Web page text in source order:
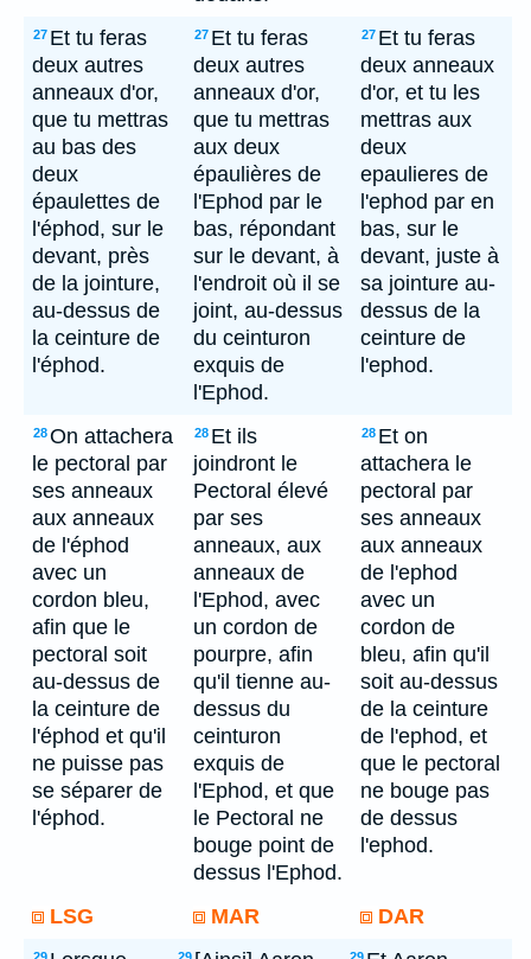
27 Et tu feras
deux autres
anneaux d'or,
que tu mettras
au bas des
deux
épaulettes de
l'éphod, sur le
devant, près
de la jointure,
au-dessus de
la ceinture de
l'éphod.
27 Et tu feras
deux autres
anneaux d'or,
que tu mettras
aux deux
épaulières de
l'Ephod par le
bas, répondant
sur le devant, à
l'endroit où il se
joint, au-dessus
du ceinturon
exquis de
l'Ephod.
27 Et tu feras
deux anneaux
d'or, et tu les
mettras aux
deux
epaulieres de
l'ephod par en
bas, sur le
devant, juste à
sa jointure au-
dessus de la
ceinture de
l'ephod.
28On attachera
le pectoral par
ses anneaux
aux anneaux
de l'éphod
avec un
cordon bleu,
afin que le
pectoral soit
au-dessus de
la ceinture de
l'éphod et qu'il
ne puisse pas
se séparer de
l'éphod.
28 Et ils
joindront le
Pectoral élevé
par ses
anneaux, aux
anneaux de
l'Ephod, avec
un cordon de
pourpre, afin
qu'il tienne au-
dessus du
ceinturon
exquis de
l'Ephod, et que
le Pectoral ne
bouge point de
dessus l'Ephod.
28 Et on
attachera le
pectoral par
ses anneaux
aux anneaux
de l'ephod
avec un
cordon de
bleu, afin qu'il
soit au-dessus
de la ceinture
de l'ephod, et
que le pectoral
ne bouge pas
de dessus
l'ephod.
LSG MAR DAR